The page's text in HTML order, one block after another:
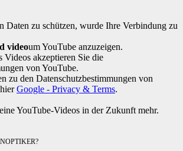
Daten zu schützen, wurde Ihre Verbindung zu
videoum YouTube anzuzeigen.
Videos akzeptieren Sie die
von YouTube.
zu den Datenschutzbestimmungen von
Google - Privacy & Terms.
YouTube-Videos in der Zukunft mehr.